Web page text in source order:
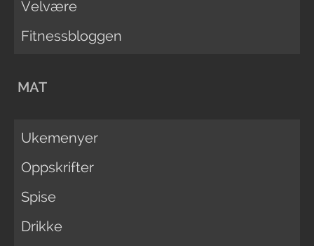
Velvære
Fitnessbloggen
MAT
Ukemenyer
Oppskrifter
Spise
Drikke